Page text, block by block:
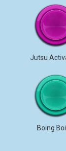
Jutsu
Boing